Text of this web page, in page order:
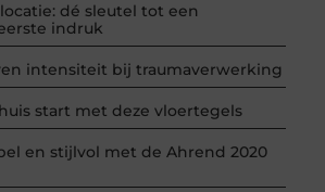
dé sleutel tot een
indruk
intensiteit bij traumaverwerking
start met deze vloertegels
en stijlvol met de Ahrend 2020